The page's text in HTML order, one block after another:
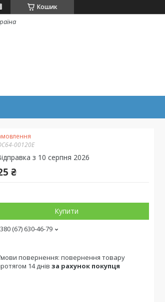
Кошик
00120E
з 10 серпня 2026
₴
Купити
(67) 630-46-79
повернення товару
14 днів за рахунок покупця